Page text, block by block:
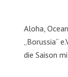
Aloha,
„Borussia“
die Saison